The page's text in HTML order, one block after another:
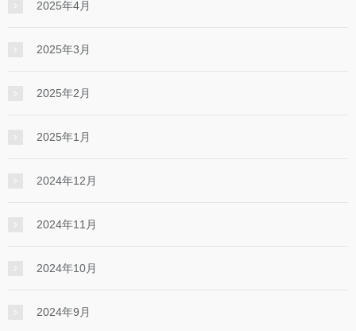
2025年4月
2025年3月
2025年2月
2025年1月
2024年12月
2024年11月
2024年10月
2024年9月